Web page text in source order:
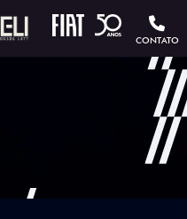
CONTATO